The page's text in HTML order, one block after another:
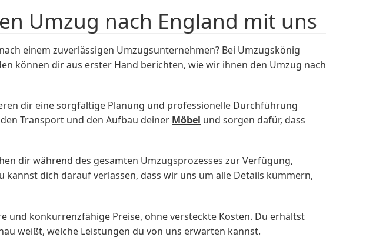
Umzug nach England mit uns
einem zuverlässigen Umzugsunternehmen? Bei Umzugskönig
können dir aus erster Hand berichten, wie wir ihnen den Umzug nach
dir eine sorgfältige Planung und professionelle Durchführung
Transport und den Aufbau deiner Möbel und sorgen dafür, dass
dir während des gesamten Umzugsprozesses zur Verfügung,
dich darauf verlassen, dass wir uns um alle Details kümmern,
konkurrenzfähige Preise, ohne versteckte Kosten. Du erhältst
weißt, welche Leistungen du von uns erwarten kannst.